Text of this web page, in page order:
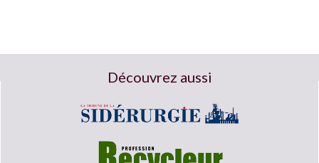
Découvrez aussi